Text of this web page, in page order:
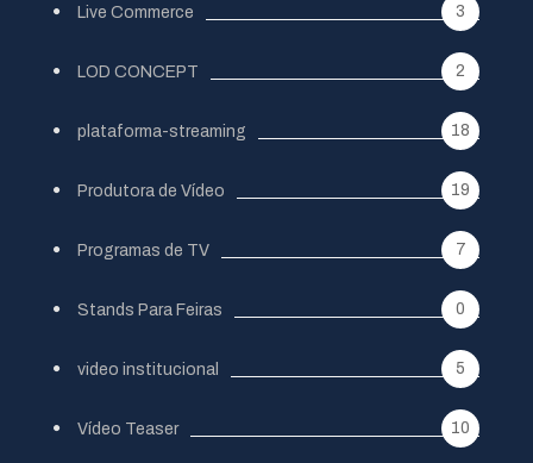
Live Commerce 3
LOD CONCEPT 2
plataforma-streaming 18
Produtora de Vídeo 19
Programas de TV 7
Stands Para Feiras 0
video institucional 5
Vídeo Teaser 10